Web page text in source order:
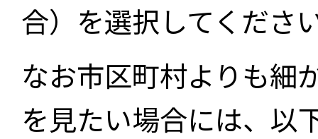
合）を選択してくださ
なお市区町村よりも細
を見たい場合には、以